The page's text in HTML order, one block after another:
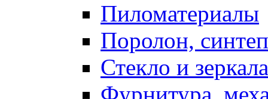
Пиломатериалы
Поролон,
Стекло и зеркала